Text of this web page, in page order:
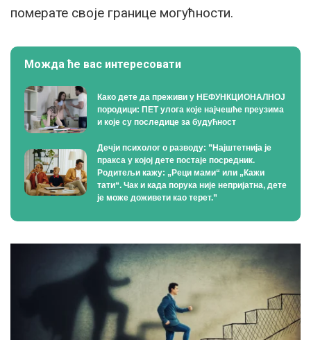
померате своје границе могућности.
Можда ће вас интересовати
Како дете да преживи у НЕФУНКЦИОНАЛНОЈ
породици: ПЕТ улога које најчешће преузима
и које су последице за будућност
Дечји психолог о разводу: ”Најштетнија је
пракса у којој дете постаје посредник.
Родитељи кажу: „Реци мами“ или „Кажи
тати“. Чак и када порука није непријатна, дете
је може доживети као терет.”